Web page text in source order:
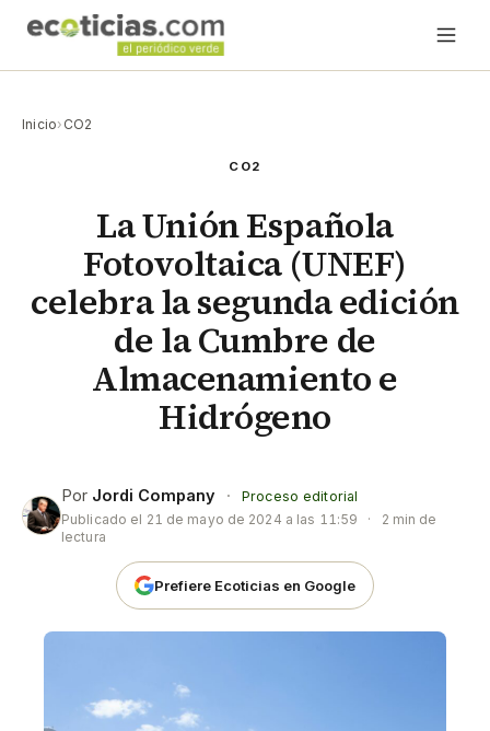
Inicio› CO2
CO2
La Unión Española
Fotovoltaica (UNEF)
celebra la segunda edición
de la Cumbre de
Almacenamiento e
Hidrógeno
Por Jordi Company ·
Proceso editorial
Publicado el 21 de mayo de 2024 a las 11:59 ·
2 min de
lectura
Prefiere Ecoticias en Google